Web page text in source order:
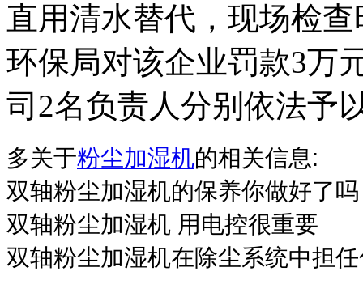
直用清水替代，现场检
环保局对该企业罚款3万
司2名负责人分别依法予
多关于粉尘加湿机的相关信息:
双轴粉尘加湿机的保养你做好了吗
双轴粉尘加湿机 用电控很重要
双轴粉尘加湿机在除尘系统中担